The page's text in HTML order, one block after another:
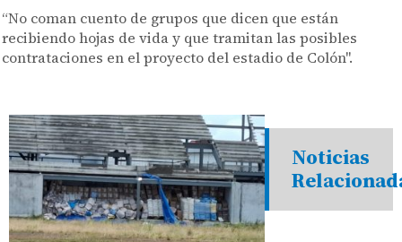
“No coman cuento de grupos que dicen que están
recibiendo hojas de vida y que tramitan las posibles
contrataciones en el proyecto del estadio de Colón".
Noticias